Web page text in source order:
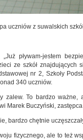
uczniów z suwalskich
pływam-jestem
ze szkół znajdujących
nr 2, Szkoły
340 uczniów.
To bardzo ważne,
Marek Buczyński,
bardzo chętnie
fizycznego, ale to też